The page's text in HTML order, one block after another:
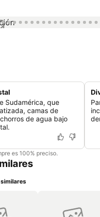
Sudamérica, que
camas de
de agua bajo
es 100% preciso.